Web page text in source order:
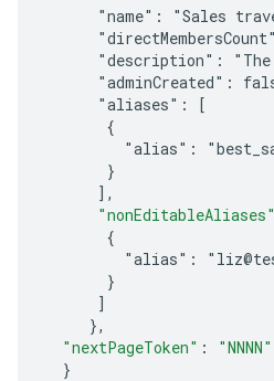
"name": "Sales
"description":
"adminCreated":
      "aliases": [
       {
"alias":
       }
] ,
"nonEditableAliases"
       {
"alias":
       }
]
},
"nextPageToken" :
"NNNN"
}